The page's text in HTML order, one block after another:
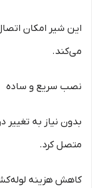
این شیر امکان
می‌کند.
نصب سریع و ساده
بدون نیاز به
متصل کرد.
کاهش هزینه